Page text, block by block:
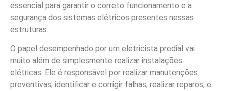
essencial para garantir o correto funcionamento e a
segurança dos sistemas elétricos presentes nessas
estruturas.
O papel desempenhado por um eletricista predial vai
muito além de simplesmente realizar instalações
elétricas. Ele é responsável por realizar manutenções
preventivas, identificar e corrigir falhas, realizar reparos, e